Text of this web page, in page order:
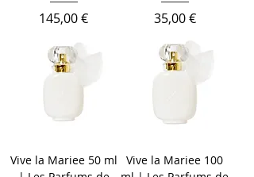
Cena
145,00 € Cena
35,00 €
Vive la Mariee 50 ml
Vive la Mariee 100